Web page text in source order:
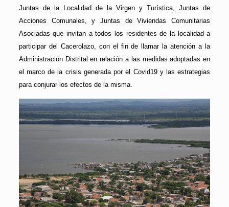
Juntas de la Localidad de la Virgen y Turística, Juntas de
Acciones Comunales, y Juntas de Viviendas Comunitarias
Asociadas que invitan a todos los residentes de la localidad a
participar del Cacerolazo, con el fin de llamar la atención a la
Administración Distrital en relación a las medidas adoptadas en
el marco de la crisis generada por el Covid19 y las estrategias
para conjurar los efectos de la misma.